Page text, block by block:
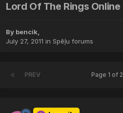
Lord Of The Rings Online
By bencik,
July 27, 2011 in Spēļu forums
PREV Page 1 of 2